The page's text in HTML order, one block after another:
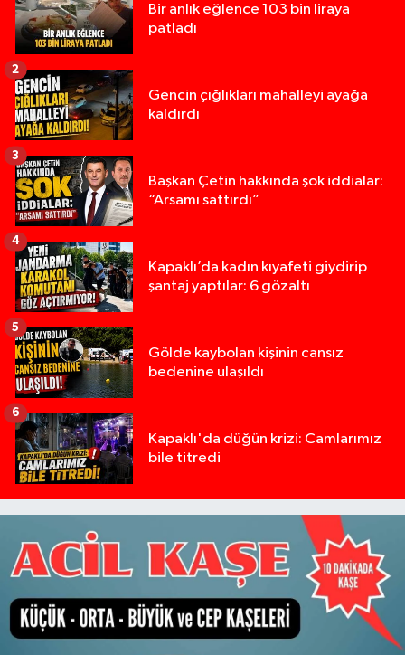
Bir anlık eğlence 103 bin liraya
patladı
Gencin çığlıkları mahalleyi ayağa
kaldırdı
2
Başkan Çetin hakkında şok iddialar:
“Arsamı sattırdı”
3
Kapaklı’da kadın kıyafeti giydirip
şantaj yaptılar: 6 gözaltı
4
Gölde kaybolan kişinin cansız
bedenine ulaşıldı
5
Kapaklı'da düğün krizi: Camlarımız
bile titredi
6